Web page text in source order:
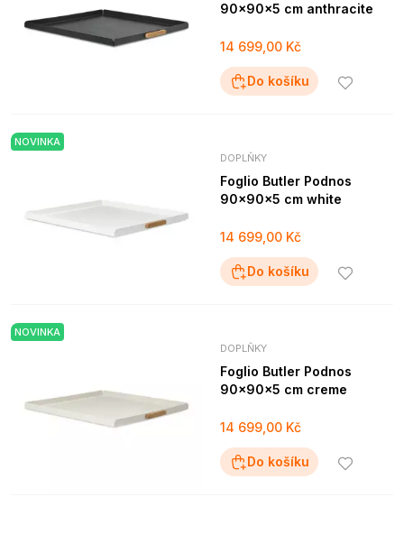
90x90x5 cm anthracite
14 699,00 Kč
Do košíku
NOVINKA
DOPLŇKY
Foglio Butler Podnos
90x90x5 cm white
14 699,00 Kč
Do košíku
NOVINKA
DOPLŇKY
Foglio Butler Podnos
90x90x5 cm creme
14 699,00 Kč
Do košíku